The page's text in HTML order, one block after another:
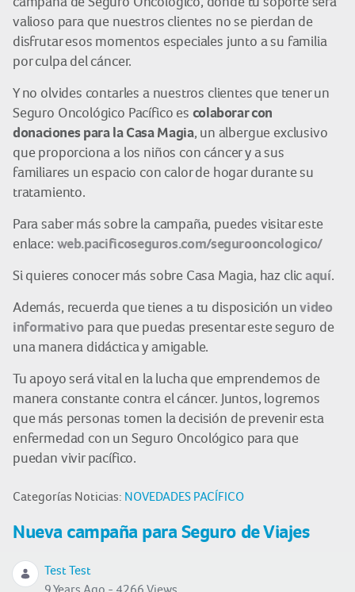
valioso para que nuestros clientes no se pierdan de
disfrutar esos momentos especiales junto a su familia
por culpa del cáncer.
Y no olvides contarles a nuestros clientes que tener un
Seguro Oncológico Pacífico es colaborar con
donaciones para la Casa Magia, un albergue exclusivo
que proporciona a los niños con cáncer y a sus
familiares un espacio con calor de hogar durante su
tratamiento.
Para saber más sobre la campaña, puedes visitar este
enlace: web.pacificoseguros.com/segurooncologico/
Si quieres conocer más sobre Casa Magia, haz clic aquí.
Además, recuerda que tienes a tu disposición unvideo
informativo para que puedas presentar este seguro de
una manera didáctica y amigable.
Tu apoyo será vital en la lucha que emprendemos de
manera constante contra el cáncer. Juntos, logremos
que más personas tomen la decisión de prevenir esta
enfermedad con un Seguro Oncológico para que
puedan vivir pacífico.
Categorías Noticias: NOVEDADES PACÍFICO
Nueva campaña para Seguro de Viajes
Test Test